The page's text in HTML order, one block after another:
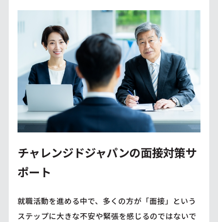
チャレンジドジャパンの面接対策サ
ポート
就職活動を進める中で、多くの方が「面接」という
ステップに大きな不安や緊張を感じるのではないで